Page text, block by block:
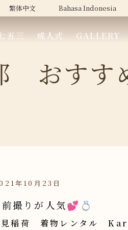
五三 成人式 GALLERY
繁体中文 Bahasa Indonesia
おすす
年10月23日
撮りが人気💕💍
稲荷 着物レンタル